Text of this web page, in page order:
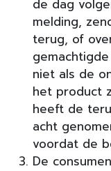
de dag
melding,
terug, of
niet als de
het product
heeft de
acht
voordat de
De